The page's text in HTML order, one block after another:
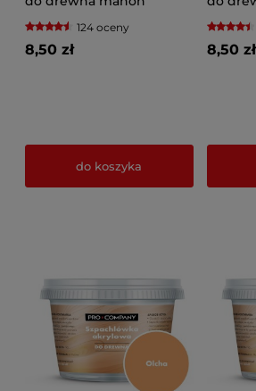
124 oceny
8,50 zł
do koszyka
8,50 zł